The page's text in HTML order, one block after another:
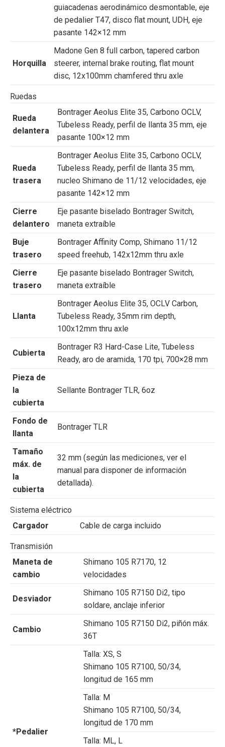
guiacadenas aerodinámico desmontable, eje
de pedalier T47, disco flat mount, UDH, eje
pasante 142×12 mm
Horquilla
Madone Gen 8 full carbon, tapered carbon
steerer, internal brake routing, flat mount
disc, 12x100mm chamfered thru axle
Ruedas
Rueda
delantera
Bontrager Aeolus Elite 35, Carbono OCLV,
Tubeless Ready, perfil de llanta 35 mm, eje
pasante 100×12 mm
Rueda
trasera
Bontrager Aeolus Elite 35, Carbono OCLV,
Tubeless Ready, perfil de llanta 35 mm,
nucleo Shimano de 11/12 velocidades, eje
pasante 142×12 mm
Cierre
delantero
Eje pasante biselado Bontrager Switch,
maneta extraíble
Buje
trasero
Bontrager Affinity Comp, Shimano 11/12
speed freehub, 142x12mm thru axle
Cierre
trasero
Eje pasante biselado Bontrager Switch,
maneta extraíble
Llanta
Bontrager Aeolus Elite 35, OCLV Carbon,
Tubeless Ready, 35mm rim depth,
100x12mm thru axle
Cubierta
Bontrager R3 Hard-Case Lite, Tubeless
Ready, aro de aramida, 170 tpi, 700×28 mm
Pieza de
la
cubierta
Sellante Bontrager TLR, 6oz
Fondo de
llanta
Bontrager TLR
Tamaño
máx. de
la
cubierta
32 mm (según las mediciones, ver el
manual para disponer de información
detallada).
Sistema eléctrico
Cargador
Cable de carga incluido
Transmisión
Maneta de
cambio
Shimano 105 R7170, 12
velocidades
Desviador
Shimano 105 R7150 Di2, tipo
soldare, anclaje inferior
Cambio
Shimano 105 R7150 Di2, piñón máx.
36T
*Pedalier
Talla: XS, S
Shimano 105 R7100, 50/34,
longitud de 165 mm
Talla: M
Shimano 105 R7100, 50/34,
longitud de 170 mm
Talla: ML, L